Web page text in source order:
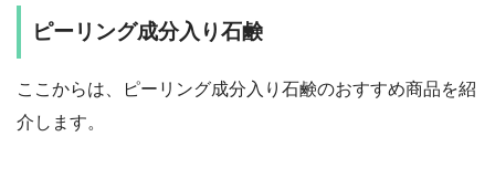
ピーリング成分入り石鹸
ここからは、ピーリング成分入り石鹸のおすすめ商品を紹
介します。